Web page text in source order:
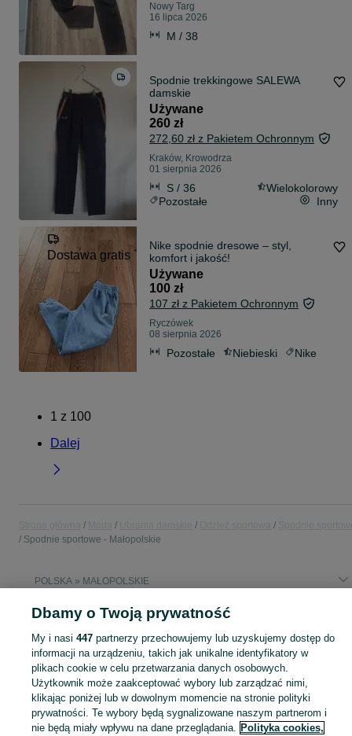
Nowy Targ
16 lipca 2026
M / 38
Spodnie trekkingowe SALEWA
damskie
Używane
260 zł
272,60 zł z Pakietem Ochronnym
Kraków, Krowodrza
01 sierpnia 2026
S / 36
Wielokolorowy
Pozostałe
Inny
Dostawa gratis
Nike spodnie dresowe – styl,
komfort i jakość!
Używane
100 zł
107 zł z Pakietem Ochronnym
Ryczówek
08 sierpnia 2026
Pozostałe Niebieski Nike
1 z 100
Dalej
Spodnie sportowe - Małopolskie
POLSKA » MAŁOPOLSKIE
KATEGORIA
Szeroki wybór spodni sportowych damskich Małopolskie ▶️ Różne materiały i kolory ✅ Nowe i używane w atrakcyjnych cenach ✌ Sprawdź oferty na OLX.pl!
Mapa kategorii
Mapa miejscowości
Dbamy o Twoją prywatność
My i nasi 447partnerzy przechowujemy lub uzyskujemy dostęp do
informacji na urządzeniu, takich jak unikalne identyfikatory w
plikach cookie w celu przetwarzania danych osobowych.
Użytkownik może zaakceptować wybory lub zarządzać nimi,
klikając poniżej lub w dowolnym momencie na stronie polityki
prywatności. Te wybory będą sygnalizowane naszym partnerom i
nie będą miały wpływu na dane przeglądania. Polityka cookies,